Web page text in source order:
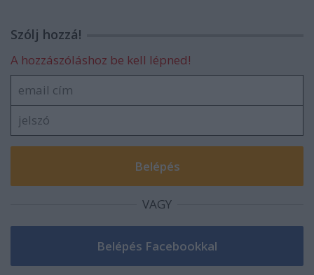
Szólj hozzá!
A hozzászóláshoz be kell lépned!
VAGY